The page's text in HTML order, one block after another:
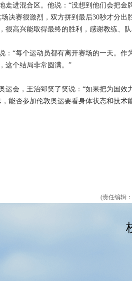
进混合区。他说：“没想到他们会把金
决赛很激烈，双方拼到最后30秒才分出
很高兴能取得最终的胜利，感谢教练、
“每个运动员都有离开赛场的一天。作
这个结局非常圆满。”
会，王治郅笑了笑说：“如果把为国效
能否参加伦敦奥运要看身体状态和技术
(责任编辑